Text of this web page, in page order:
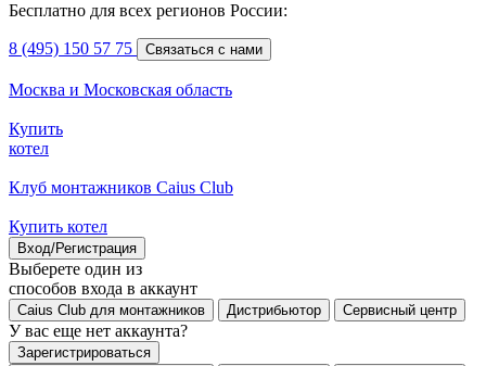
Бесплатно для всех регионов России:
8 (495) 150 57 75 Связаться с нами
Москва и Московская область
Купить
котел
Клуб монтажников Caius Club
Купить котел
Вход/Регистрация
Выберете один из
способов входа в аккаунт
Caius Club для монтажников Дистрибьютор Сервисный центр
У вас еще нет аккаунта?
Зарегистрироваться